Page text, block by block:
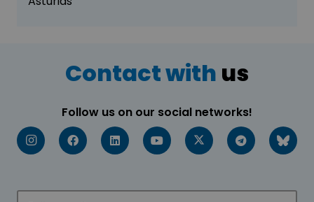
Contact with us
Follow us on our social networks!